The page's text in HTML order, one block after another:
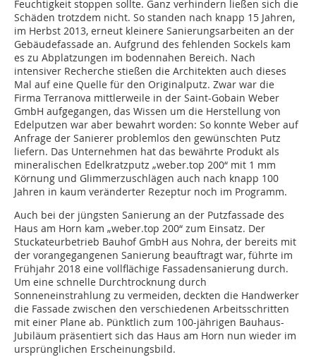
Feuchtigkeit stoppen sollte. Ganz verhindern ließen sich die
Schäden trotzdem nicht. So standen nach knapp 15 Jahren,
im Herbst 2013, erneut kleinere Sanierungsarbeiten an der
Gebäudefassade an. Aufgrund des fehlenden Sockels kam
es zu Abplatzungen im bodennahen Bereich. Nach
intensiver Recherche stießen die Architekten auch dieses
Mal auf eine Quelle für den Originalputz. Zwar war die
Firma Terranova mittlerweile in der Saint-Gobain Weber
GmbH aufgegangen, das Wissen um die Herstellung von
Edelputzen war aber bewahrt worden: So konnte Weber auf
Anfrage der Sanierer problemlos den gewünschten Putz
liefern. Das Unternehmen hat das bewährte Produkt als
mineralischen Edelkratzputz „weber.top 200“ mit 1 mm
Körnung und Glimmerzuschlägen auch nach knapp 100
Jahren in kaum veränderter Rezeptur noch im Programm.
Auch bei der jüngsten Sanierung an der Putzfassade des
Haus am Horn kam „weber.top 200“ zum Einsatz. Der
Stuckateurbetrieb Bauhof GmbH aus Nohra, der bereits mit
der vorangegangenen Sanierung beauftragt war, führte im
Frühjahr 2018 eine vollflächige Fassadensanierung durch.
Um eine schnelle Durchtrocknung durch
Sonneneinstrahlung zu vermeiden, deckten die Handwerker
die Fassade zwischen den verschiedenen Arbeitsschritten
mit einer Plane ab. Pünktlich zum 100-jährigen Bauhaus-
Jubiläum präsentiert sich das Haus am Horn nun wieder im
ursprünglichen Erscheinungsbild.